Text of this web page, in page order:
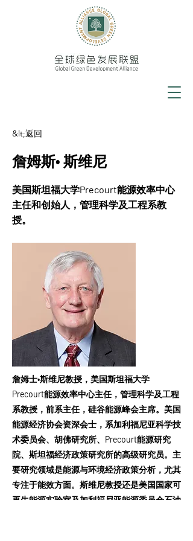
&lt;返回
詹姆斯• 斯维尼
美国斯坦福大学Precourt能源效率中心
主任和创始人，管理科学及工程系教
授。
詹姆士•斯维尼教授，美国斯坦福大学
Precourt能源效率中心主任，管理科学及工程
系教授，前系主任，硅谷能源峰会主席。美国
能源经济协会资深会士，系加利福尼亚科学技
术委员会、胡佛研究所、Precourt能源研究
院、斯坦福经济政策研究所的高级研究员。主
要研究领域是能源与环境经济政策分析，尤其
专注于能效方面。斯维尼教授还是美国国家可
再生能源实验室及加利福尼亚能源委员会石油